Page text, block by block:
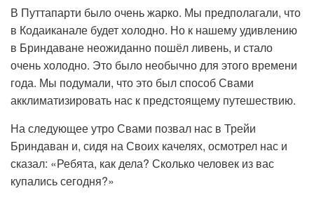
В Путтапарти было очень жарко. Мы предполагали, что
в Кодаиканале будет холодно. Но к нашему удивлению
в Бриндаване неожиданно пошёл ливень, и стало
очень холодно. Это было необычно для этого времени
года. Мы подумали, что это был способ Свами
акклиматизировать нас к предстоящему путешествию.
На следующее утро Свами позвал нас в Трейи
Бриндаван и, сидя на Своих качелях, осмотрел нас и
сказал: «Ребята, как дела? Сколько человек из вас
купались сегодня?»